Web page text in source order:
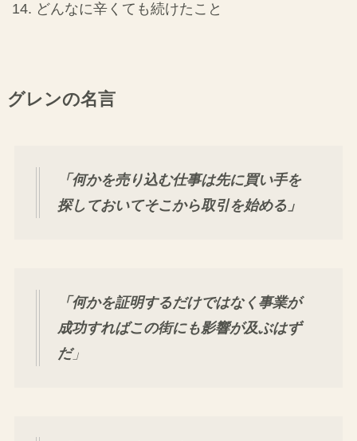
どんなに辛くても続けたこと
グレンの名言
「何かを売り込む仕事は先に買い手を
探しておいてそこから取引を始める」
「何かを証明するだけではなく事業が
成功すればこの街にも影響が及ぶはず
だ」